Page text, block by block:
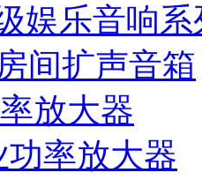
娱乐音响系
间扩声音箱
放大器
率放大器